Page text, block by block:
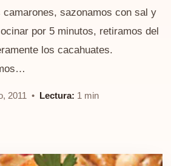
sazonamos con sal y
por 5 minutos, retiramos del
los cacahuates.
2011 • Lectura: 1 min